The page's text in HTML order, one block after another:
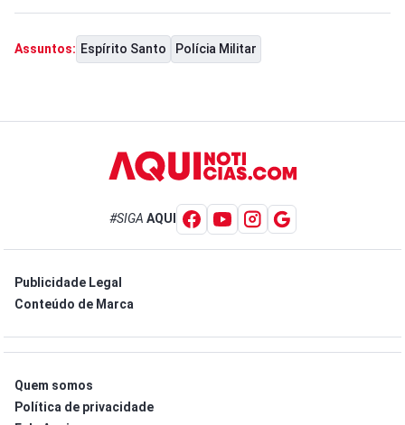
Assuntos: Espírito Santo Polícia Militar
#SIGA AQUI
Publicidade Legal
Conteúdo de Marca
Quem somos
Política de privacidade